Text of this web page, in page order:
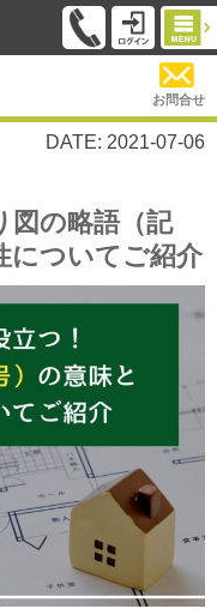
お問合せ
DATE: 2021-07-06
図の略語（記
についてご紹介